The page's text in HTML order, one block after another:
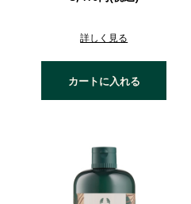
詳しく見る
カートに入れる